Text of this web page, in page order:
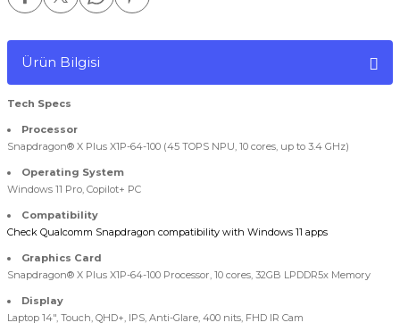
Ürün Bilgisi
Tech Specs
Processor
Snapdragon® X Plus X1P-64-100 (45 TOPS NPU, 10 cores, up to 3.4 GHz)
Operating System
Windows 11 Pro, Copilot+ PC
Compatibility
Check Qualcomm Snapdragon compatibility with Windows 11 apps
Graphics Card
Snapdragon® X Plus X1P-64-100 Processor, 10 cores, 32GB LPDDR5x Memory
Display
Laptop 14", Touch, QHD+, IPS, Anti-Glare, 400 nits, FHD IR Cam